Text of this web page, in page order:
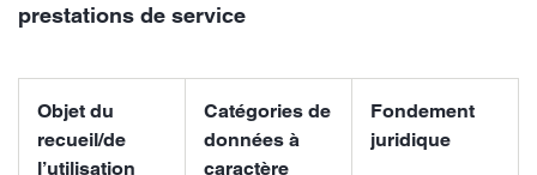
prestations de service
Objet du
recueil/de
l’utilisation
Catégories de
données à
caractère
Fondement
juridique